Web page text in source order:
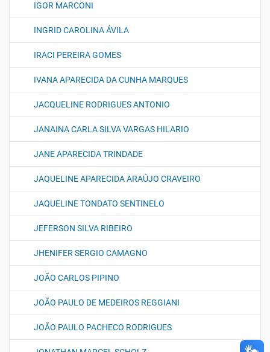
IGOR MARCONI
INGRID CAROLINA ÁVILA
IRACI PEREIRA GOMES
IVANA APARECIDA DA CUNHA MARQUES
JACQUELINE RODRIGUES ANTONIO
JANAINA CARLA SILVA VARGAS HILARIO
JANE APARECIDA TRINDADE
JAQUELINE APARECIDA ARAÚJO CRAVEIRO
JAQUELINE TONDATO SENTINELO
JEFERSON SILVA RIBEIRO
JHENIFER SERGIO CAMAGNO
JOÃO CARLOS PIPINO
JOÃO PAULO DE MEDEIROS REGGIANI
JOÃO PAULO PACHECO RODRIGUES